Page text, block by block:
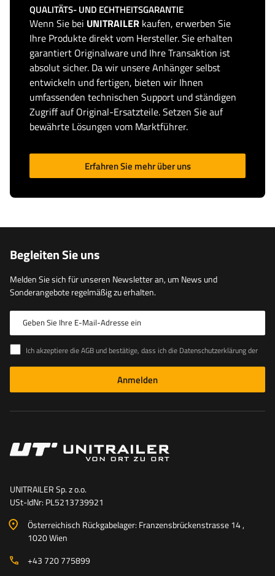
QUALITÄTS- UND ECHTHEITSGARANTIE
Wenn Sie bei UNITRAILER kaufen, erwerben Sie
Ihre Produkte direkt vom Hersteller. Sie erhalten
garantiert Originalware und Ihre Transaktion ist
absolut sicher. Da wir unsere Anhänger selbst
entwickeln und fertigen, bieten wir Ihnen
umfassenden technischen Support und ständigen
Zugriff auf Original-Ersatzteile. Setzen Sie auf
bewährte Lösungen vom Marktführer.
Erfahren Sie mehr über uns
Begleiten Sie uns
Melden Sie sich für unseren Newsletter an, um News und
Sonderangebote regelmäßig zu erhalten.
Geben Sie Ihre E-Mail-Adresse ein
Ich akzeptiere die AGB und bestätige, dass ich die Datenschutzerklärung der Website zur Kenntnis genommen habe
Anmelden
UNITRAILER Sp. z o.o.
USt-IdNr: PL5213739921
Österreichisch Rückgabelager: Franzensbrückenstrasse 14 ,
1020 Wien
+43 720 775899